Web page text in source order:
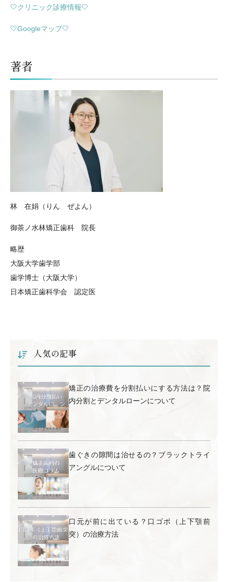
🤍クリニック診療情報🤍
🤍Googleマップ🤍
著者
林 在娟（りん ぜよん）
御茶ノ水林矯正歯科 院長
略歴
大阪大学歯学部
歯学博士（大阪大学）
日本矯正歯科学会 認定医
人気の記事
矯正の治療費を分割払いにする方法は？院
内分割とデンタルローンについて
歯ぐきの隙間は治せるの？ブラックトライ
アングルについて
口元が前に出ている？口ゴボ（上下顎前
突）の治療方法